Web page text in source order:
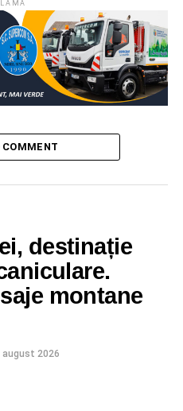
ARGEŞ
JANDARMI
LECTOR
din România
COMMENT
destinație
montane
august 2026